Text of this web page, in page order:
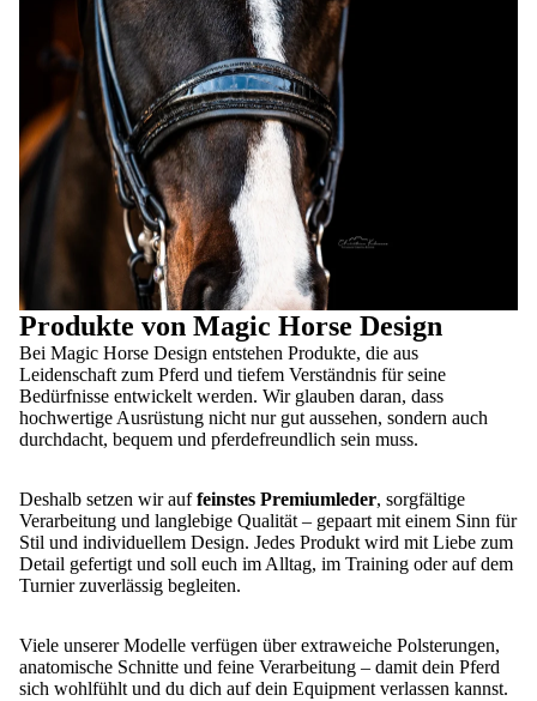
Produkte von Magic Horse Design
Bei Magic Horse Design entstehen Produkte, die aus
Leidenschaft zum Pferd und tiefem Verständnis für seine
Bedürfnisse entwickelt werden. Wir glauben daran, dass
hochwertige Ausrüstung nicht nur gut aussehen, sondern auch
durchdacht, bequem und pferdefreundlich sein muss.
Deshalb setzen wir auffeinstes Premiumleder, sorgfältige
Verarbeitung und langlebige Qualität – gepaart mit einem Sinn für
Stil und individuellem Design. Jedes Produkt wird mit Liebe zum
Detail gefertigt und soll euch im Alltag, im Training oder auf dem
Turnier zuverlässig begleiten.
Viele unserer Modelle verfügen über extraweiche Polsterungen,
anatomische Schnitte und feine Verarbeitung – damit dein Pferd
sich wohlfühlt und du dich auf dein Equipment verlassen kannst.